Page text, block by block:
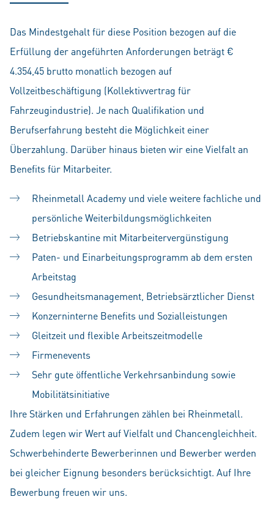
Das Mindestgehalt für diese Position bezogen auf die
Erfüllung der angeführten Anforderungen beträgt €
4.354,45 brutto monatlich bezogen auf
Vollzeitbeschäftigung (Kollektivvertrag für
Fahrzeugindustrie). Je nach Qualifikation und
Berufserfahrung besteht die Möglichkeit einer
Überzahlung. Darüber hinaus bieten wir eine Vielfalt an
Benefits für Mitarbeiter.
Rheinmetall Academy und viele weitere fachliche und
persönliche Weiterbildungsmöglichkeiten
Betriebskantine mit Mitarbeitervergünstigung
Paten- und Einarbeitungsprogramm ab dem ersten
Arbeitstag
Gesundheitsmanagement, Betriebsärztlicher Dienst
Konzerninterne Benefits und Sozialleistungen
Gleitzeit und flexible Arbeitszeitmodelle
Firmenevents
Sehr gute öffentliche Verkehrsanbindung sowie
Mobilitätsinitiative
Ihre Stärken und Erfahrungen zählen bei Rheinmetall.
Zudem legen wir Wert auf Vielfalt und Chancengleichheit.
Schwerbehinderte Bewerberinnen und Bewerber werden
bei gleicher Eignung besonders berücksichtigt. Auf Ihre
Bewerbung freuen wir uns.